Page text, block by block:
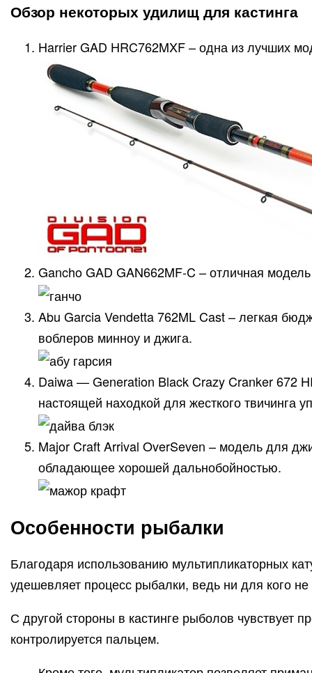
Обзор некоторых удилищ для кастинга
Harrier GAD HRC762MXF – одна из лучших
Gancho GAD GAN662MF-C – отличная
Abu Garcia Vendetta 762ML Cast – легкая
воблеров минноу и джига.
Daiwa — Generation Black Crazy Cranker 672
настоящей находкой для жесткого твичинга
Major Craft Arrival OverSeven – модель для
обладающее хорошей дальнобойностью.
Особенности рыбалки
Благодаря использованию мультипликаторных
удешевляет процесс рыбалки, ведь ни для кого не
С другой стороны в кастинге рыболов чувствует
контролируется пальцем.